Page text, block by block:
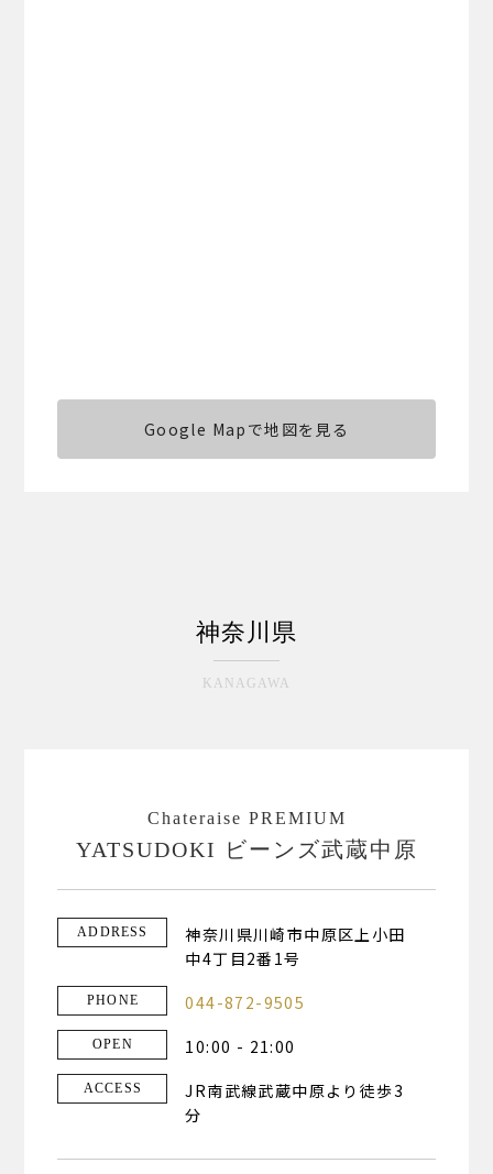
Google Mapで地図を見る
神奈川県
KANAGAWA
Chateraise PREMIUM
YATSUDOKI ビーンズ武蔵中原
ADDRESS
神奈川県川崎市中原区上小田
中4丁目2番1号
PHONE 044-872-9505
OPEN 10:00 - 21:00
ACCESS
JR南武線武蔵中原より徒歩3
分